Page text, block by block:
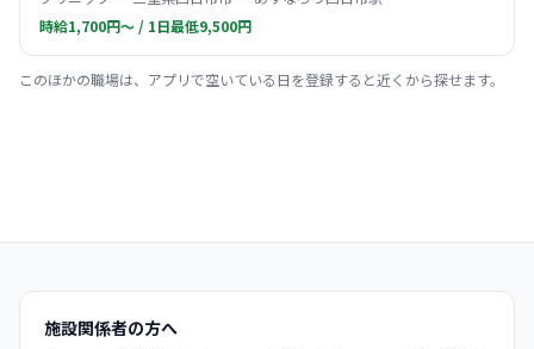
時給1,700円〜 / 1日最低9,500円
このほかの職場は、アプリで空いている日を登録すると近くから探せます。
施設関係者の方へ